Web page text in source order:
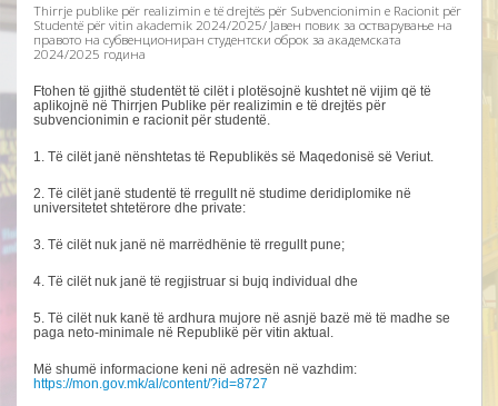
Thirrje publike për realizimin e të drejtës për Subvencionimin e Racionit për
Studentë për vitin akademik 2024/2025/ Јавен повик за остварување на
правото на субвенциониран студентски оброк за академската
2024/2025 година
Ftohen të gjithë studentët të cilët i plotësojnë kushtet në vijim që të
aplikojnë në Thirrjen Publike për realizimin e të drejtës për
subvencionimin e racionit për studentë.
1. Të cilët janë nënshtetas të Republikës së Maqedonisë së Veriut.
2. Të cilët janë studentë të rregullt në studime deridiplomike në
universitetet shtetërore dhe private:
3. Të cilët nuk janë në marrëdhënie të rregullt pune;
4. Të cilët nuk janë të regjistruar si bujq individual dhe
5. Të cilët nuk kanë të ardhura mujore në asnjë bazë më të madhe se
paga neto-minimale në Republikë për vitin aktual.
Më shumë informacione keni në adresën në vazhdim:
https://mon.gov.mk/al/content/?id=8727